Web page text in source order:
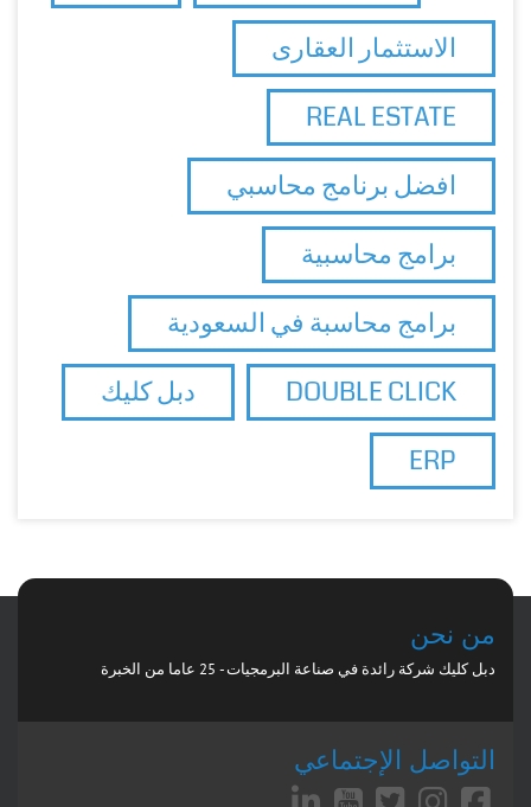
الاستثمار العقارى
REAL ESTATE
افضل برنامج محاسبي
برامج محاسبية
برامج محاسبة في السعودية
DOUBLE CLICK
دبل كليك
ERP
من نحن
دبل كليك شركة رائدة في صناعة البرمجيات - 25 عاما من الخبرة
التواصل الإجتماعي